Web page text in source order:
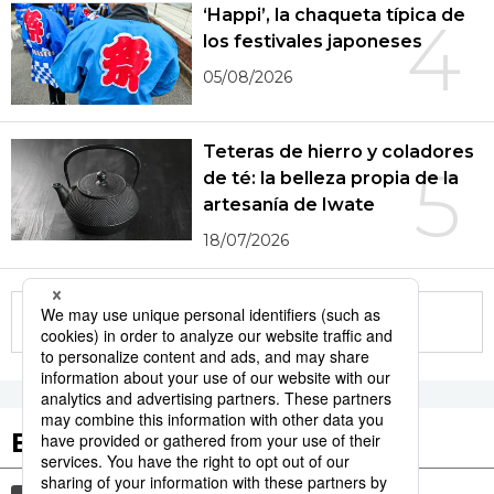
4
‘Happi’, la chaqueta típica de
los festivales japoneses
05/08/2026
5
Teteras de hierro y coladores
de té: la belleza propia de la
artesanía de Iwate
18/07/2026
More in this series
Etiquetas destacadas